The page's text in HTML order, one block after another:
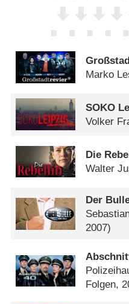
Marko
SOKO
Volker
Die
Walter
Der
2007)
Folgen,